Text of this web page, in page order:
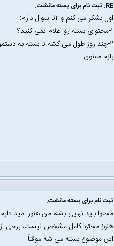
RE: ثبت نام برای بسته مانشت.
اول تشکر می کنم و ۲تا سوال دارم:
۱-محتوای بسته رو اعلام نمی کنید؟
۲-چند روز طول می کشه تا بسته به دستمون برسه؟
بازم ممنون
ثبت نام برای بسته مانشت.
محتوا باید نهایی بشه، من هنوز امید
هنوز محتوا کامل مشخص نیست، برخی
این موضوع بسته می شه موقتاً